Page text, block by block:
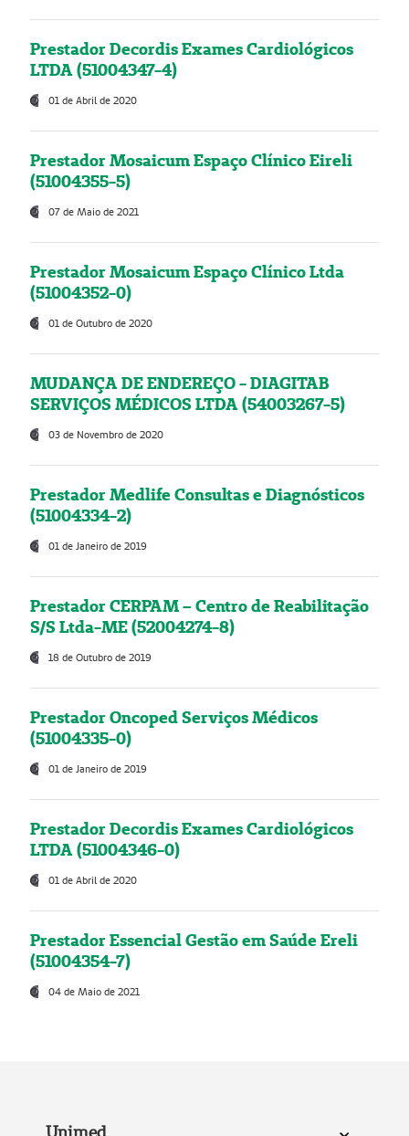
Prestador Decordis Exames Cardiológicos
LTDA (51004347-4)
01 de Abril de 2020
Prestador Mosaicum Espaço Clínico Eireli
(51004355-5)
07 de Maio de 2021
Prestador Mosaicum Espaço Clínico Ltda
(51004352-0)
01 de Outubro de 2020
MUDANÇA DE ENDEREÇO - DIAGITAB
SERVIÇOS MÉDICOS LTDA (54003267-5)
03 de Novembro de 2020
Prestador Medlife Consultas e Diagnósticos
(51004334-2)
01 de Janeiro de 2019
Prestador CERPAM – Centro de Reabilitação
S/S Ltda-ME (52004274-8)
18 de Outubro de 2019
Prestador Oncoped Serviços Médicos
(51004335-0)
01 de Janeiro de 2019
Prestador Decordis Exames Cardiológicos
LTDA (51004346-0)
01 de Abril de 2020
Prestador Essencial Gestão em Saúde Ereli
(51004354-7)
04 de Maio de 2021
Unimed